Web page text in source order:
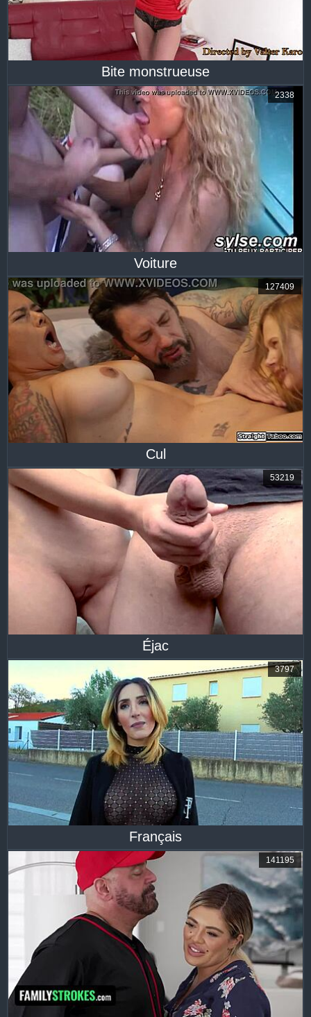
Bite monstrueuse
2338
Voiture
127409
Cul
53219
Éjac
3797
Français
141195